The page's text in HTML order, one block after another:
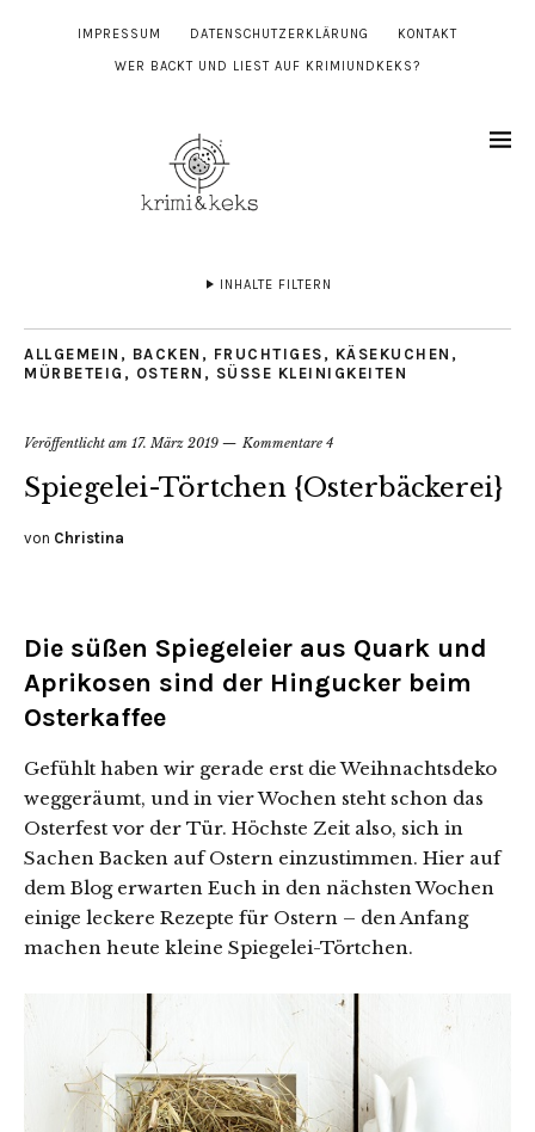
IMPRESSUM DATENSCHUTZERKLÄRUNG KONTAKT
WER BACKT UND LIEST AUF KRIMIUNDKEKS?
INHALTE FILTERN
ALLGEMEIN , BACKEN , FRUCHTIGES , KÄSEKUCHEN ,
MÜRBETEIG , OSTERN , SÜSSE KLEINIGKEITEN
Veröffentlicht am 17. März 2019 Kommentare 4
Spiegelei-Törtchen {Osterbäckerei}
von Christina
Die süßen Spiegeleier aus Quark und
Aprikosen sind der Hingucker beim
Osterkaffee
Gefühlt haben wir gerade erst die Weihnachtsdeko
weggeräumt, und in vier Wochen steht schon das
Osterfest vor der Tür. Höchste Zeit also, sich in
Sachen Backen auf Ostern einzustimmen. Hier auf
dem Blog erwarten Euch in den nächsten Wochen
einige leckere Rezepte für Ostern – den Anfang
machen heute kleine Spiegelei-Törtchen.